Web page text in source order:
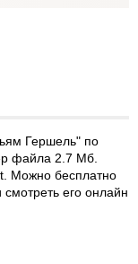
Гершель" по
файла 2.7 Мб.
Можно бесплатно
его онлайн